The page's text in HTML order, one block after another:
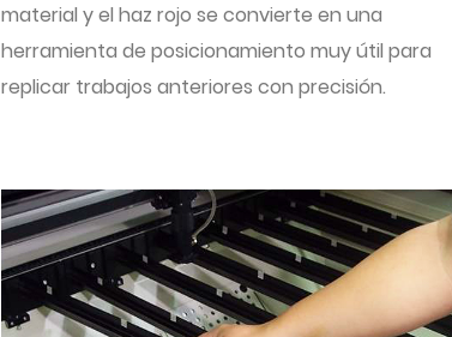
material y el haz rojo se convierte en una
herramienta de posicionamiento muy útil para
replicar trabajos anteriores con precisión.